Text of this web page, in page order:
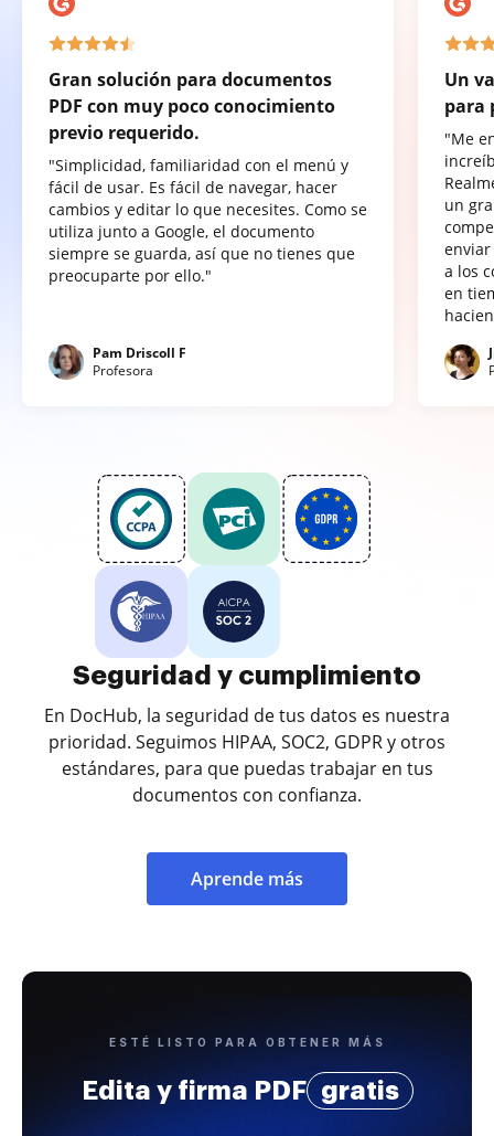
Gran solución para documentos
PDF con muy poco conocimiento
previo requerido.
"Simplicidad, familiaridad con el menú y
fácil de usar. Es fácil de navegar, hacer
cambios y editar lo que necesites. Como se
utiliza junto a Google, el documento
siempre se guarda, así que no tienes que
preocuparte por ello."
Pam Driscoll F
Profesora
Un
para
"Me
un
a los
en
Seguridad y cumplimiento
En DocHub, la seguridad de tus datos es nuestra
prioridad. Seguimos HIPAA, SOC2, GDPR y otros
estándares, para que puedas trabajar en tus
documentos con confianza.
Aprende más
ESTÉ LISTO PARA OBTENER MÁS
Edita y firma PDF gratis